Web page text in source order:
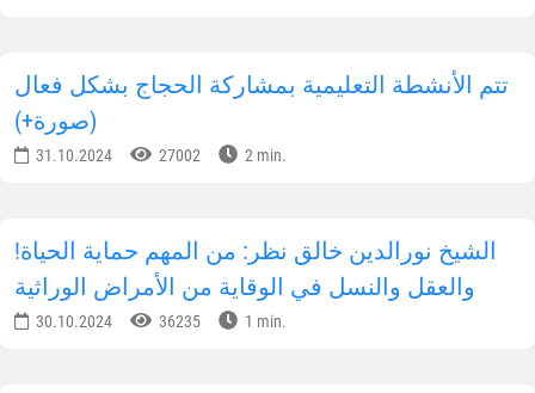
تتم الأنشطة التعليمية بمشاركة الحجاج بشكل فعال
(صورة+)
31.10.2024 27002 2 min.
!الشيخ نورالدين خالق نظر: من المهم حماية الحياة
والعقل والنسل في الوقاية من الأمراض الوراثية
30.10.2024 36235 1 min.